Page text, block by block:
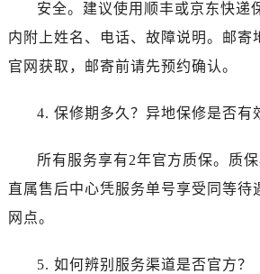
安全。建议使用顺丰或京东快递
内附上姓名、电话、故障说明。邮寄
官网获取，邮寄前请先预约确认。
4. 保修期多久？异地保修是否有
所有服务享有2年官方质保。质
直属售后中心凭服务单号享受同等待
网点。
5. 如何辨别服务渠道是否官方？